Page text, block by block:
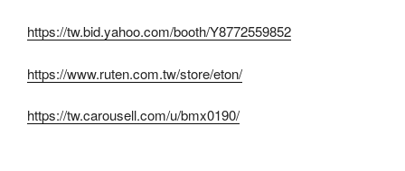
https://tw.bid.yahoo.com/booth/Y8772559852
https://www.ruten.com.tw/store/eton/
https://tw.carousell.com/u/bmx0190/